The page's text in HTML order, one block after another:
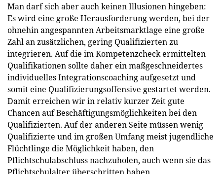
Man darf sich aber auch keinen Illusionen hingeben:
Es wird eine große Herausforderung werden, bei der
ohnehin angespannten Arbeitsmarktlage eine große
Zahl an zusätzlichen, gering Qualifizierten zu
integrieren. Auf die im Kompetenzcheck ermittelten
Qualifikationen sollte daher ein maßgeschneidertes
individuelles Integrationscoaching aufgesetzt und
somit eine Qualifizierungsoffensive gestartet werden.
Damit erreichen wir in relativ kurzer Zeit gute
Chancen auf Beschäftigungsmöglichkeiten bei den
Qualifizierten. Auf der anderen Seite müssen wenig
Qualifizierte und im großen Umfang meist jugendliche
Flüchtlinge die Möglichkeit haben, den
Pflichtschulabschluss nachzuholen, auch wenn sie das
Pflichtschulalter überschritten haben.